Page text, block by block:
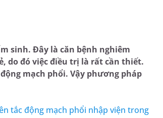
sinh. Đây là căn bệnh nghiêm
do đó việc điều trị là rất cần thiết.
mạch phổi. Vậy phương pháp
tắc động mạch phổi nhập viện trong